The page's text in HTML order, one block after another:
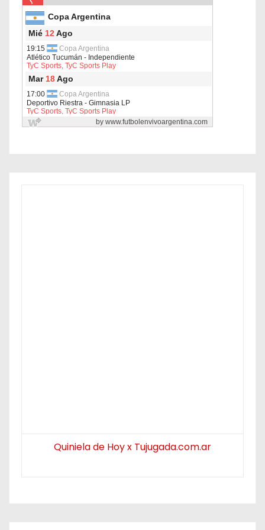
Quiniela de Hoy x Tujugada.com.ar